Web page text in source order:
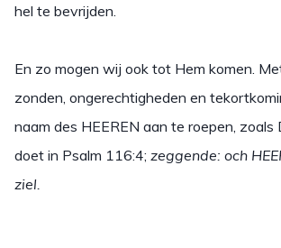
hel te bevrijden.
En zo mogen wij ook tot Hem komen.
zonden, ongerechtigheden en
naam des HEEREN aan te roepen, zoals
doet in Psalm 116:4; zeggende: och
ziel.